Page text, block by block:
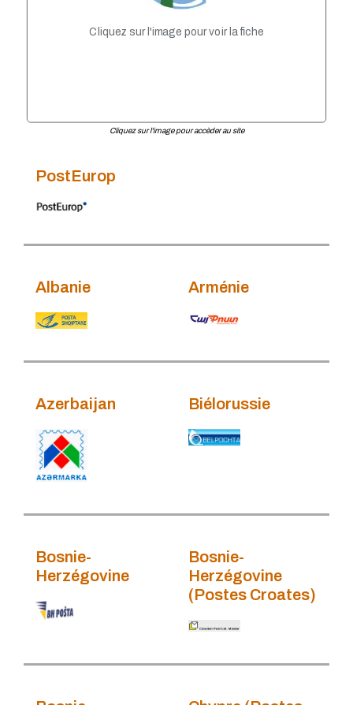
SuisseCliquez sur l'image pour voir la fiche
Cliquez sur l'image pour accèder au site
PostEurop
Albanie Arménie
Azerbaijan Biélorussie
Bosnie-
Herzégovine
Bosnie-
Herzégovine
(Postes Croates)